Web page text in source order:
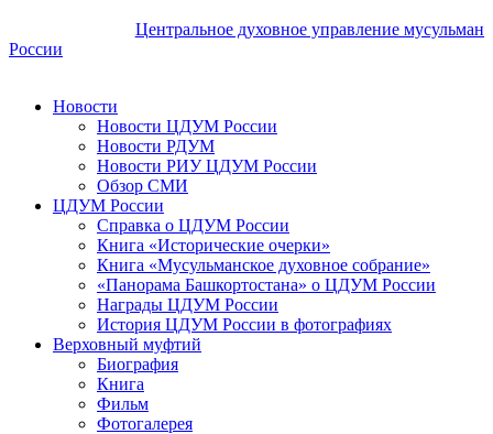
Центральное духовное управление мусульман
России
Новости
Новости ЦДУМ России
Новости РДУМ
Новости РИУ ЦДУМ России
Обзор СМИ
ЦДУМ России
Справка о ЦДУМ России
Книга «Исторические очерки»
Книга «Мусульманское духовное собрание»
«Панорама Башкортостана» о ЦДУМ России
Награды ЦДУМ России
История ЦДУМ России в фотографиях
Верховный муфтий
Биография
Книга
Фильм
Фотогалерея